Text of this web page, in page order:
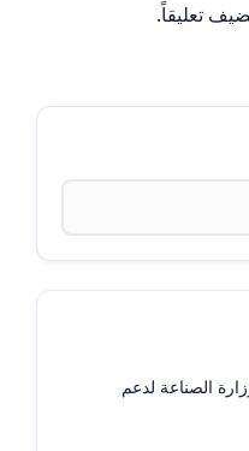
تعليقاً.
الصناعة لدعم